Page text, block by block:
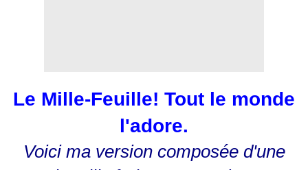
Le Mille-Feuille! Tout le monde
l'adore.
Voici ma version composée d'une